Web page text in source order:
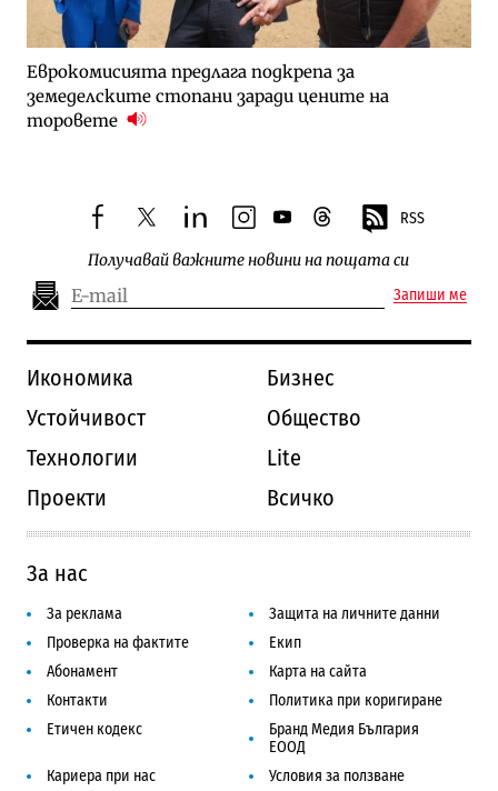
Еврокомисията предлага подкрепа за
земеделските стопани заради цените на
торовете
facebooktwitterlinkedininstagram
youtubethreads RSS
Получавай важните новини на пощата си
Запиши ме
Икономика
Бизнес
Устойчивост
Общество
Технологии
Lite
Проекти
Всичко
За нас
За реклама
Защита на личните данни
Проверка на фактите
Екип
Абонамент
Карта на сайта
Контакти
Политика при коригиране
Етичен кодекс
Бранд Медия България
ЕООД
Кариера при нас
Условия за ползване